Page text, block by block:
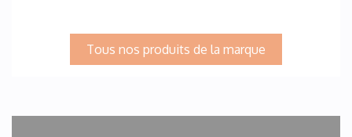
Tous nos produits de la marque